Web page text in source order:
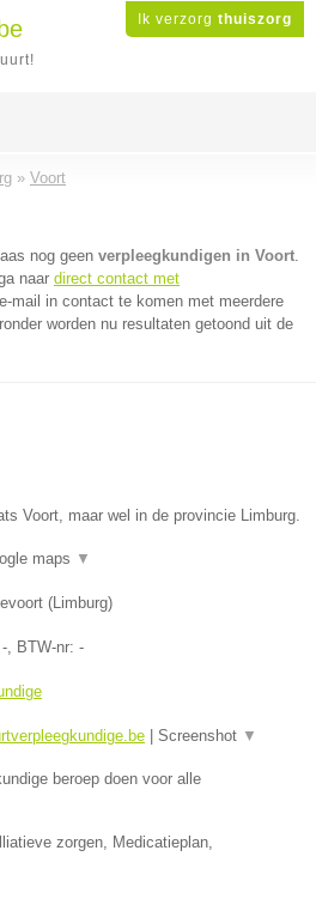
Ik verzorg thuiszorg
» Voort
nog geen verpleegkundigen in Voort.
naar direct contact met
mail in contact te komen met meerdere
worden nu resultaten getoond uit de
Voort, maar wel in de provincie Limburg.
maps ▼
(Limburg)
-, BTW-nr: -
Screenshot ▼
beroep doen voor alle
zorgen, Medicatieplan,